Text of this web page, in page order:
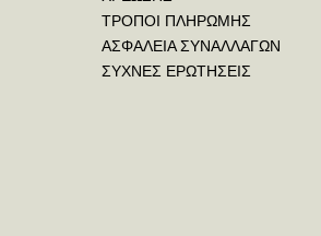
ΤΡΟΠΟΙ ΠΛΗΡΩΜΗΣ
ΑΣΦΑΛΕΙΑ ΣΥΝΑΛΛΑΓΩΝ
ΣΥΧΝΕΣ ΕΡΩΤΗΣΕΙΣ